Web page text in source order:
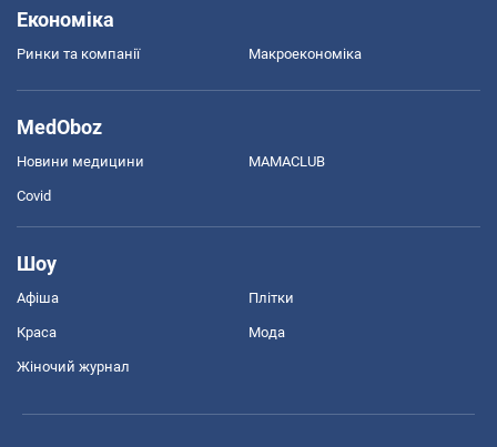
Економіка
Ринки та компанії Макроекономіка
MedOboz
Новини медицини MAMACLUB
Covid
Шоу
Афіша Плітки
Краса Мода
Жіночий журнал